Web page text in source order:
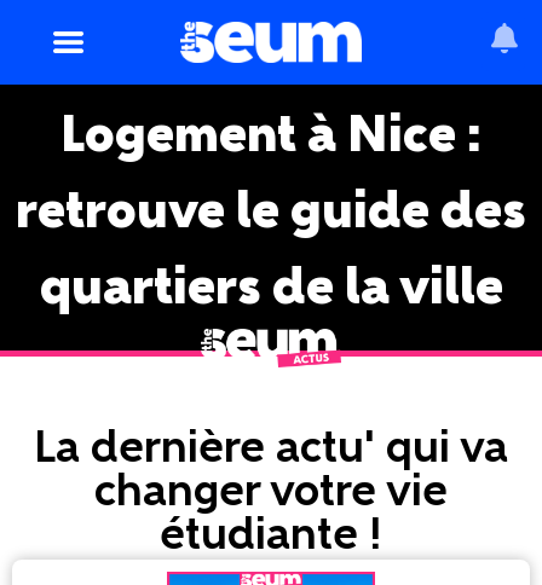
Logement à Nice :
retrouve le guide des
quartiers de la ville
La dernière actu' qui va
changer votre vie
étudiante !